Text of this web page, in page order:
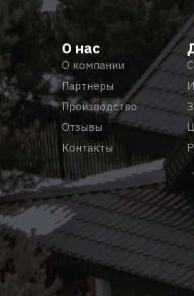
О нас
О компании
Партнеры
Производство
Отзывы
Контакты